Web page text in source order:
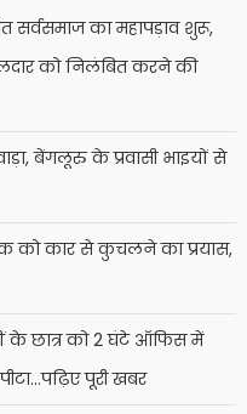
सर्वसमाज का महापड़ाव शुरू,
को निलंबित करने की
बेंगलूरु के प्रवासी भाइयों से
को कार से कुचलने का प्रयास,
के छात्र को 2 घंटे ऑफिस में
पूरी खबर